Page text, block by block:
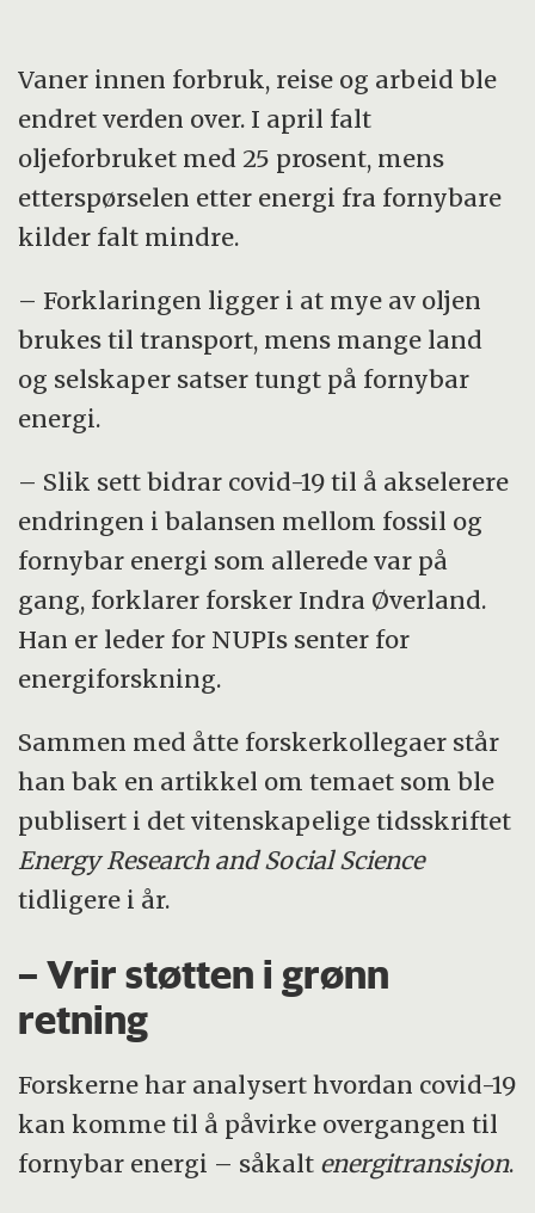
Vaner innen forbruk, reise og arbeid ble
endret verden over. I april falt
oljeforbruket med 25 prosent, mens
etterspørselen etter energi fra fornybare
kilder falt mindre.
– Forklaringen ligger i at mye av oljen
brukes til transport, mens mange land
og selskaper satser tungt på fornybar
energi.
– Slik sett bidrar covid-19 til å akselerere
endringen i balansen mellom fossil og
fornybar energi som allerede var på
gang, forklarer forsker Indra Øverland.
Han er leder for NUPIs senter for
energiforskning.
Sammen med åtte forskerkollegaer står
han bak en artikkel om temaet som ble
publisert i det vitenskapelige tidsskriftet
Energy Research and Social Science
tidligere i år.
– Vrir støtten i grønn
retning
Forskerne har analysert hvordan covid-19
kan komme til å påvirke overgangen til
fornybar energi – såkalt energitransisjon.